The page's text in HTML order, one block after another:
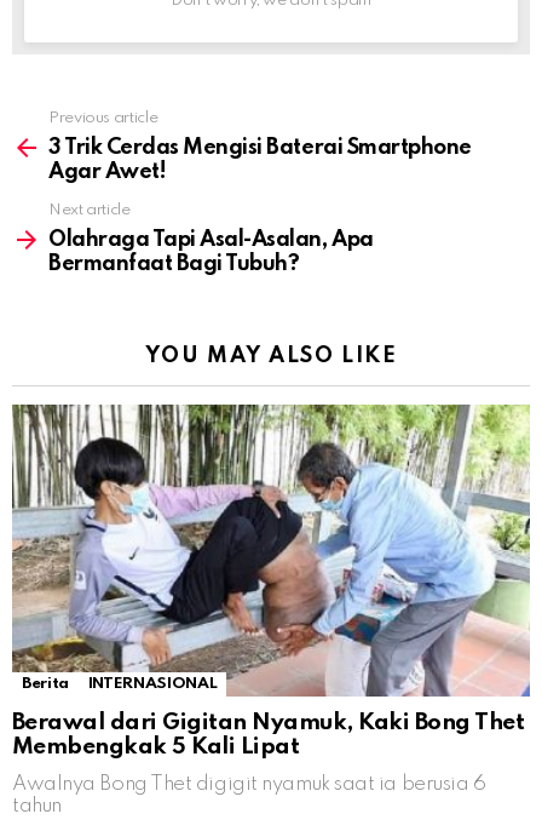
more
Previous article
3 Trik Cerdas Mengisi Baterai Smartphone
Agar Awet!
Next article
Olahraga Tapi Asal-Asalan, Apa
Bermanfaat Bagi Tubuh?
YOU MAY ALSO LIKE
Berita INTERNASIONAL
Berawal dari Gigitan Nyamuk, Kaki Bong Thet
Membengkak 5 Kali Lipat
Awalnya Bong Thet digigit nyamuk saat ia berusia 6
tahun